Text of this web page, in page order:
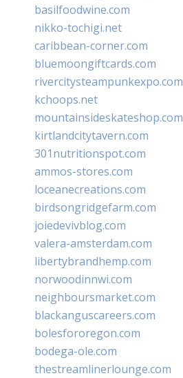
basilfoodwine.com
nikko-tochigi.net
caribbean-corner.com
bluemoongiftcards.com
rivercitysteampunkexpo.com
kchoops.net
mountainsideskateshop.com
kirtlandcitytavern.com
301nutritionspot.com
ammos-stores.com
loceanecreations.com
birdsongridgefarm.com
joiedevivblog.com
valera-amsterdam.com
libertybrandhemp.com
norwoodinnwi.com
neighboursmarket.com
blackanguscareers.com
bolesfororegon.com
bodega-ole.com
thestreamlinerlounge.com